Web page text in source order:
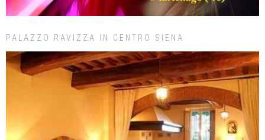
PALAZZO RAVIZZA IN CENTRO SIENA